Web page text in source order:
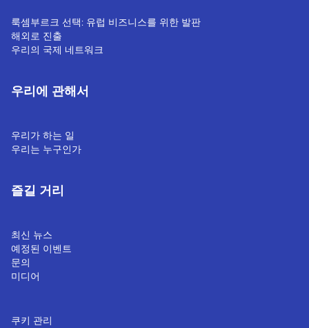
룩셈부르크 선택: 유럽 비즈니스를 위한 발판
해외로 진출
우리의 국제 네트워크
우리에 관해서
우리가 하는 일
우리는 누구인가
즐길 거리
최신 뉴스
예정된 이벤트
문의
미디어
쿠키 관리